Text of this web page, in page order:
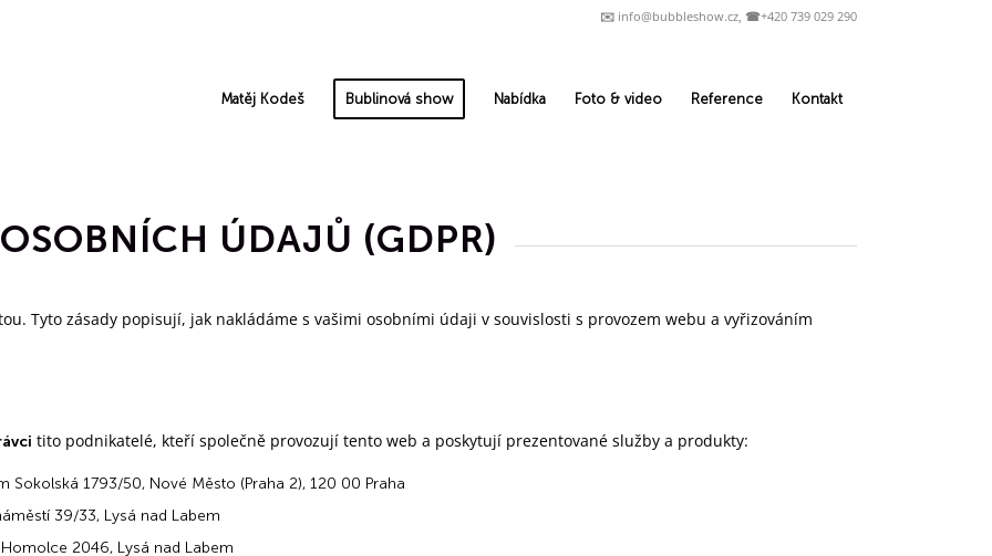
✉️ info@bubbleshow.cz, ☎+420 739 029 290
Matěj Kodeš Bublinová show Nabídka Foto & video Reference Kontakt
ÚDAJŮ (GDPR)
Tyto zásady popisují, jak nakládáme s vašimi osobními údaji v souvislosti s provozem webu a vyřizováním
tito podnikatelé, kteří společně provozují tento web a poskytují prezentované služby a produkty:
Sokolská 1793/50, Nové Město (Praha 2), 120 00 Praha
39/33, Lysá nad Labem
2046, Lysá nad Labem